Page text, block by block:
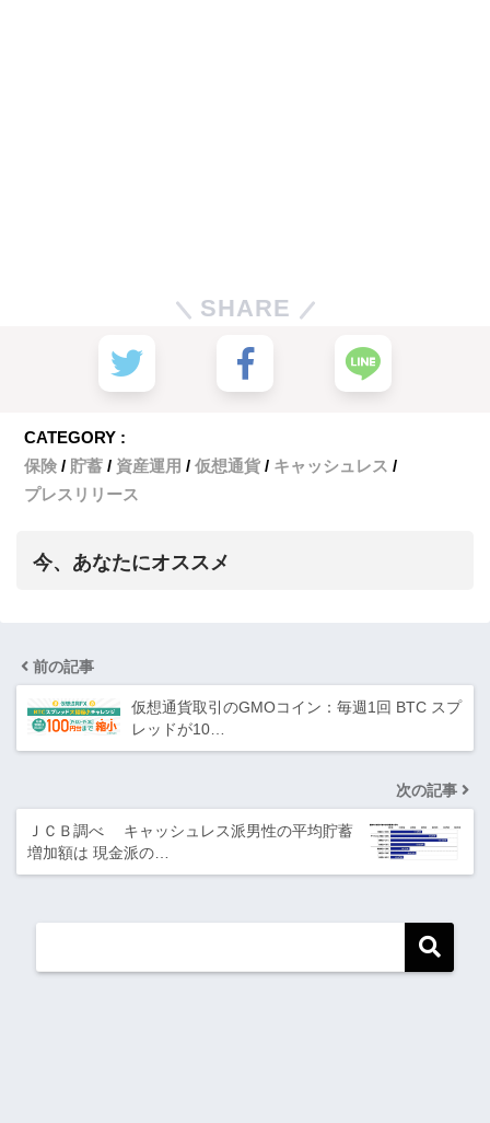
SHARE
CATEGORY :
保険
貯蓄 資産運用 仮想通貨
キャッシュレス
プレスリリース
今、あなたにオススメ
前の記事
仮想通貨取引のGMOコイン：毎週1回 BTC スプ
レッドが10…
次の記事
ＪＣＢ調べ キャッシュレス派男性の平均貯蓄
増加額は 現金派の…